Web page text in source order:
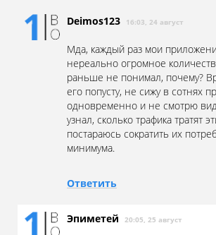
Deimos123 16:03, 24 август
Мда, каждый раз мои
нереально огромное
раньше не понимал, почему?
его попусту, не сижу в сотнях
одновременно и не смотрю
узнал, сколько трафика тратят
постараюсь сократить их
минимума.
Ответить
Эпиметей 20:05, 25 август